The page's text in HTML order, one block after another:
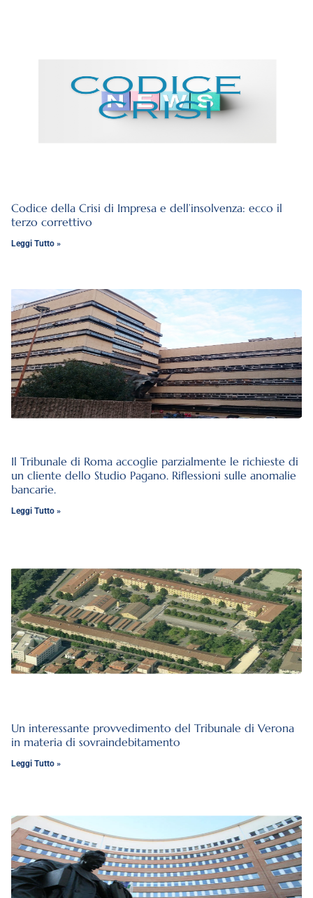
Codice della Crisi di Impresa e dell’insolvenza: ecco il
terzo correttivo
Leggi Tutto »
Il Tribunale di Roma accoglie parzialmente le richieste di
un cliente dello Studio Pagano. Riflessioni sulle anomalie
bancarie.
Leggi Tutto »
Un interessante provvedimento del Tribunale di Verona
in materia di sovraindebitamento
Leggi Tutto »